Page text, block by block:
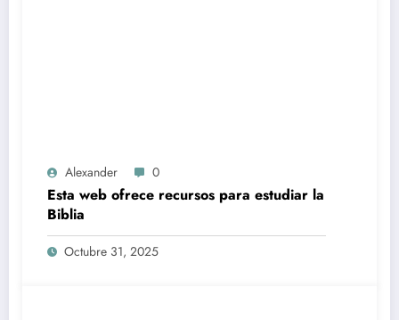
Alexander 0
Esta web ofrece recursos para estudiar la
Biblia
Octubre 31, 2025